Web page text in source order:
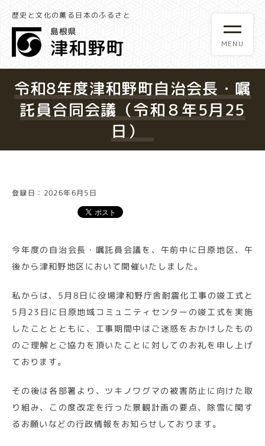
歴史と文化の薫る日本のふるさと
令和8年度津和野町自治会長・嘱
託員合同会議（令和８年5月25
日）
登録日：2026年6月5日
今年度の自治会長・嘱託員会議を、午前中に日原地区、午
後から津和野地区において開催いたしました。
私からは、5月8日に役場津和野庁舎耐震化工事の竣工式と
5月23日に日原地域コミュニティセンターの竣工式を実施
したこととともに、工事期間中はご迷惑をおかけしたもの
のご理解とご協力を頂いたことに対してのお礼を申し上げ
ております。
その後は各部署より、ツキノワグマの被害防止に向けた取
り組み、この度改定を行った景観計画の要点、除雪に関す
るお願いなどの行政情報をお知らせしております。